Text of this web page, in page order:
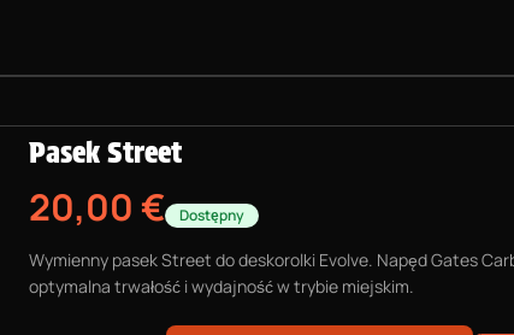
Pasek Street
20,00 € Dostępny
Wymienny pasek Street do deskorolki Evolve. Napęd Gates
optymalna trwałość i wydajność w trybie miejskim.